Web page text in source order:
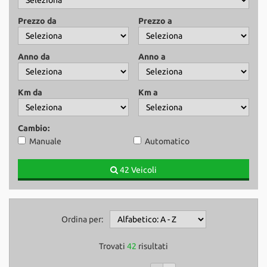
NEWS
Prezzo da Prezzo a
Anno da Anno a
Km da Km a
Cambio:
Manuale
Automatico
42 Veicoli
Ordina per:
Trovati 42 risultati
tracciamento
che
adottiamo
per
offrire
le
funzionalità
e
svolgere
attività
di
seguito
descritte.
ottenere